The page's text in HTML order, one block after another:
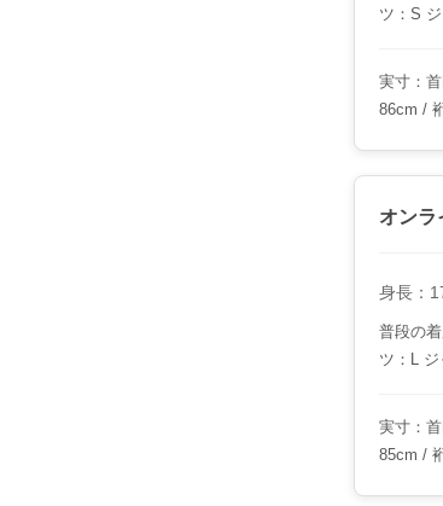
ツ：S
実寸：
86cm /
オンラ
身長：
普段の
ツ：L
実寸：
85cm /